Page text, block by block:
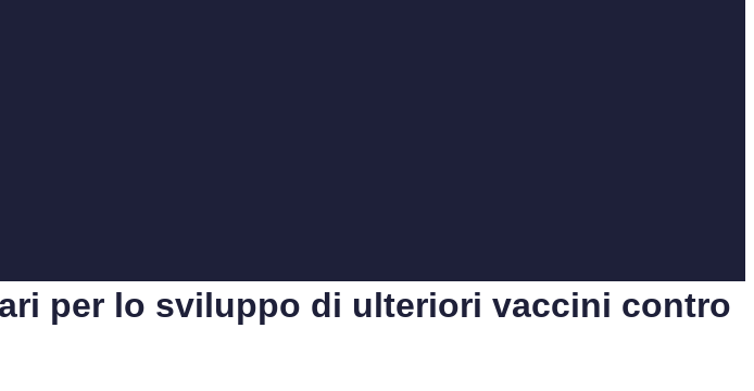
per lo sviluppo di ulteriori vaccini contro